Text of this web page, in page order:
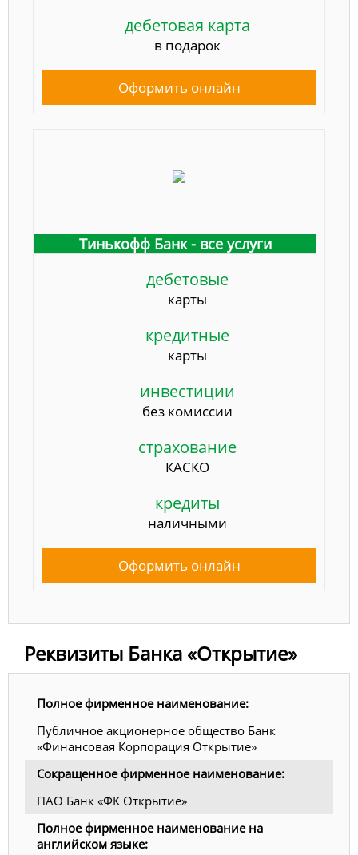
дебетовая карта
в подарок
Оформить онлайн
Тинькофф Банк - все услуги
дебетовые
карты
кредитные
карты
инвестиции
без комиссии
страхование
КАСКО
кредиты
наличными
Оформить онлайн
Реквизиты Банка «Открытие»
Полное фирменное наименование:
Публичное акционерное общество Банк
«Финансовая Корпорация Открытие»
Сокращенное фирменное наименование:
ПАО Банк «ФК Открытие»
Полное фирменное наименование на
английском языке: